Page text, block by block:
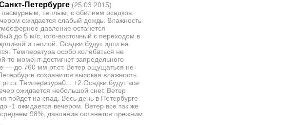
Петербурге (25.03.2015)
пасмурным, теплым, с обилием осадков.
ожидается слабый дождь. Влажность
давление останется
до 5 м/с, юго-восточный с переходом в
и теплой. Осадки будут идти на
Температура особо колебаться не
то момент достигнет запредельного
— до 760 мм рт.ст. Ветер ощущаться не
сохранится высокая влажность
Температура0... +2.Осадки будут все
ожидается небольшой снег. Ветер
пойдет на спад. Весь день в Петербурге
-1 ожидается вечером. Ветер все так же
98%, давление останется прежним